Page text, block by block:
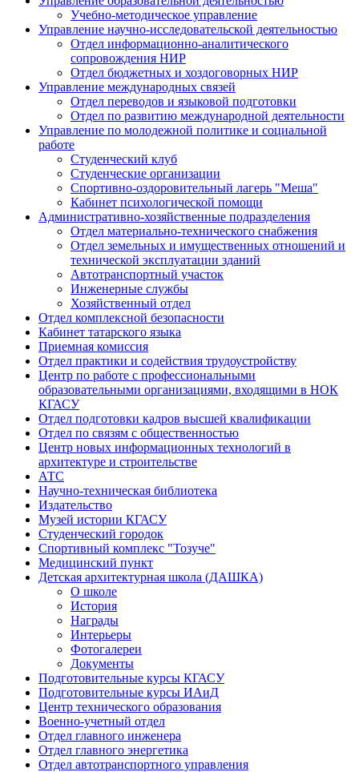
Учебно-методическое управление
Управление научно-исследовательской деятельностью
Отдел информационно-аналитического
сопровождения НИР
Отдел бюджетных и хоздоговорных НИР
Управление международных связей
Отдел переводов и языковой подготовки
Отдел по развитию международной деятельности
Управление по молодежной политике и социальной
работе
Студенческий клуб
Студенческие организации
Спортивно-оздоровительный лагерь "Меша"
Кабинет психологической помощи
Административно-хозяйственные подразделения
Отдел материально-технического снабжения
Отдел земельных и имущественных отношений и
технической эксплуатации зданий
Автотранспортный участок
Инженерные службы
Хозяйственный отдел
Отдел комплексной безопасности
Кабинет татарского языка
Приемная комиссия
Отдел практики и содействия трудоустройству
Центр по работе с профессиональными
образовательными организациями, входящими в НОК
КГАСУ
Отдел подготовки кадров высшей квалификации
Отдел по связям с общественностью
Центр новых информационных технологий в
архитектуре и строительстве
АТС
Научно-техническая библиотека
Издательство
Музей истории КГАСУ
Студенческий городок
Спортивный комплекс "Тозуче"
Медицинский пункт
Детская архитектурная школа (ДАШКА)
О школе
История
Награды
Интерьеры
Фотогалереи
Документы
Подготовительные курсы КГАСУ
Подготовительные курсы ИАиД
Центр технического образования
Военно-учетный отдел
Отдел главного инженера
Отдел главного энергетика
Отдел автотранспортного управления